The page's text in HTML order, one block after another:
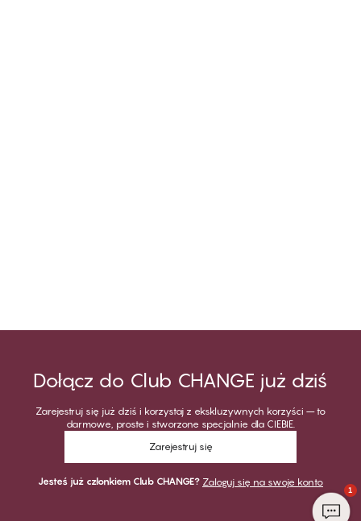
Dołącz do Club CHANGE już dziś
Zarejestruj się już dziś i korzystaj z ekskluzywnych korzyści – to
darmowe, proste i stworzone specjalnie dla CIEBIE.
Zarejestruj się
Jesteś już członkiem Club CHANGE? Zaloguj się na swoje konto
1